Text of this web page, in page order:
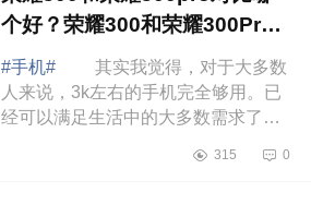
个好？荣耀300和荣耀300Pro
的区别
#手机#
其实我觉得，对于大多数
人来说，3k左右的手机完全够用。已
经可以满足生活中的大多数需求了。
耀300pro对比哪个好？荣耀300和荣
315 0